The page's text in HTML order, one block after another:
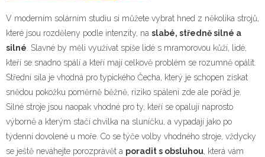
V moderním solárním studiu si můžete vybrat hned z několika strojů,
které jsou rozděleny podle intenzity, na slabé, středně silné a
silné. Slavné by měli využívat spíše lidé s mramorovou kůží, lidé,
kteří se snadno spálí a kteří mají celkově problém se rozumně opálit.
Střední síla je vhodná pro typického Čecha, který je schopen získat
snědou pokožku poměrně běžně, riziko spálení zde ale pořád je.
Silné stroje jsou naopak vhodné pro ty, kteří se opalují naprosto
výborně a kterým stačí chvilka na sluníčku, a vypadají jako po
týdenní dovolené u moře. Co se týče volby vhodného stroje, vždycky
se ještě neváhejte porozprávět a poradit s obsluhou, která vám